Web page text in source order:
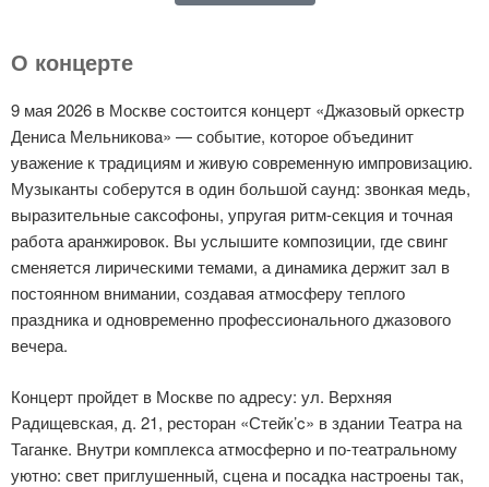
О концерте
9 мая 2026 в Москве состоится концерт «Джазовый оркестр
Дениса Мельникова» — событие, которое объединит
уважение к традициям и живую современную импровизацию.
Музыканты соберутся в один большой саунд: звонкая медь,
выразительные саксофоны, упругая ритм-секция и точная
работа аранжировок. Вы услышите композиции, где свинг
сменяется лирическими темами, а динамика держит зал в
постоянном внимании, создавая атмосферу теплого
праздника и одновременно профессионального джазового
вечера.
Концерт пройдет в Москве по адресу: ул. Верхняя
Радищевская, д. 21, ресторан «Стейк’c» в здании Театра на
Таганке. Внутри комплекса атмосферно и по-театральному
уютно: свет приглушенный, сцена и посадка настроены так,